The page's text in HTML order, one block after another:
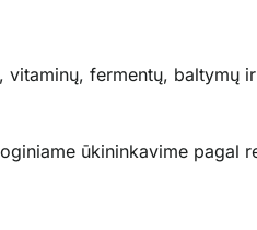
vitaminų, fermentų, baltymų
ūkininkavime pagal